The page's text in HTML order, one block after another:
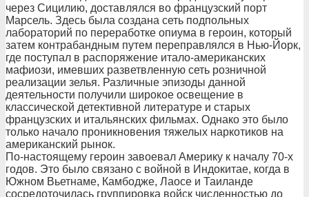
через Сицилию, доставлялся во французский порт
Марсель. Здесь была создана сеть подпольных
лабораторий по переработке опиума в героин, который
затем контрабандным путем переправлялся в Нью-Йорк,
где поступал в распоряжение итало-американских
мафиози, имевших разветвленную сеть розничной
реализации зелья. Различные эпизоды данной
деятельности получили широкое освещение в
классической детективной литературе и старых
французских и итальянских фильмах. Однако это было
только начало проникновения тяжелых наркотиков на
американский рынок.
По-настоящему героин завоевал Америку к началу 70-х
годов. Это было связано с войной в Индокитае, когда в
Южном Вьетнаме, Камбодже, Лаосе и Таиланде
сосредоточилась группировка войск численностью до